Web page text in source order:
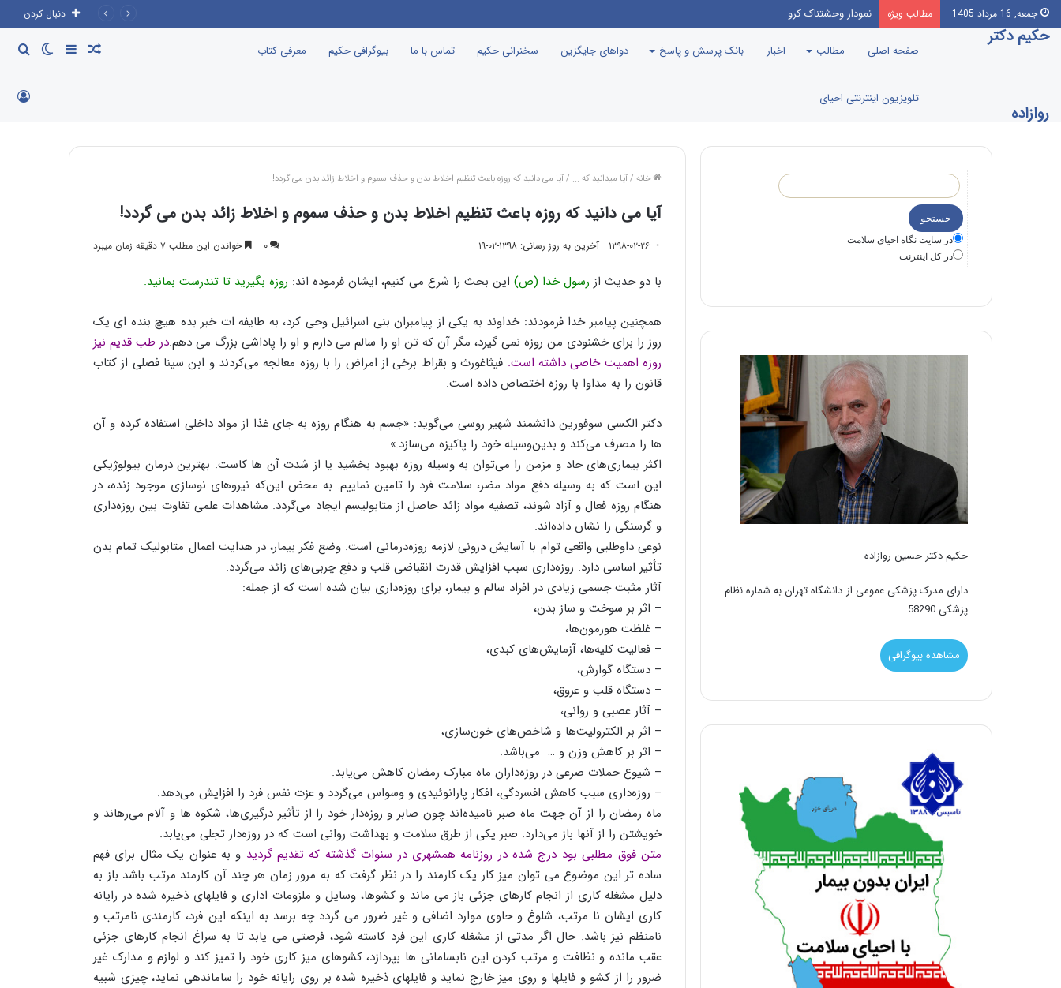
جمعه, 16 مرداد 1405 مطالب ویژه نمودار وحشتناک کرونا قبل و پس از واکسیناسیون در ایسلند دنبال کردن
حکیم دکتر
روازاده
صفحه اصلی مطالب اخبار بانک پرسش و پاسخ دواهای جایگزین سخنرانی حکیم تماس با ما بیوگرافی حکیم معرفی کتاب
تلویزیون اینترنتی احیای
تغییر
پوسته
سایدبار نوشته
خانه /آیا میدانید که ... /آیا می دانید که روزه باعث تنظیم اخلاط بدن و حذف سموم و اخلاط زائد بدن می گردد!
آیا می دانید که روزه باعث تنظیم اخلاط بدن و حذف سموم و اخلاط زائد بدن می گردد!
۱۳۹۸-۰۲-۲۶ آخرین به روز رسانی: ۱۳۹۸-۰۲-۱۹ ۰ خواندن این مطلب ۷ دقیقه زمان میبرد
با دو حدیث از رسول خدا (ص) این بحث را شرع می کنیم، ایشان فرموده اند: روزه بگیرید تا تندرست بمانید.
همچنین پیامبر خدا فرمودند: خداوند به یکی از پیامبران بنی اسرائیل وحی کرد، به طایفه ات خبر بده هیچ بنده ای یک
روز را برای خشنودی من روزه نمی گیرد، مگر آن که تن او را سالم می دارم و او را پاداشی بزرگ می دهم.در طب قدیم نیز
روزه اهمیت خاصی داشته است. فیثاغورث و بقراط برخی از امراض را با روزه معالجه می‌کردند و ابن سینا فصلی از کتاب
قانون را به مداوا با روزه اختصاص داده است.
دکتر الکسی سوفورین دانشمند شهیر روسی می‌گوید: «جسم به هنگام روزه به جای غذا از مواد داخلی استفاده کرده و آن
ها را مصرف می‌کند و بدین‌وسیله خود را پاکیزه می‌سازد.»
اکثر بیماری‌های حاد و مزمن را می‌توان به وسیله روزه بهبود بخشید یا از شدت آن ها کاست. بهترین درمان بیولوژیکی
این است که به وسیله دفع مواد مضر، سلامت فرد را تامین نماییم. به محض این‌که نیروهای نوسازی موجود زنده، در
هنگام روزه فعال و آزاد شوند، تصفیه مواد زائد حاصل از متابولیسم ایجاد می‌گردد. مشاهدات علمی تفاوت بین روزه‌داری
و گرسنگی را نشان داده‌اند.
نوعی داوطلبی واقعی توام با آسایش درونی لازمه روزه‌درمانی است. وضع فکر بیمار، در هدایت اعمال متابولیک تمام بدن
تأثیر اساسی دارد. روزه‌داری سبب افزایش قدرت انقباضی قلب و دفع چربی‌های زائد می‌گردد.
آثار مثبت جسمی زیادی در افراد سالم و بیمار، برای روزه‌داری بیان شده است که از جمله:
– اثر بر سوخت و ساز بدن،
– غلظت هورمون‌ها،
– فعالیت کلیه‌ها، آزمایش‌های کبدی،
– دستگاه گوارش،
– دستگاه قلب و عروق،
– آثار عصبی و روانی،
– اثر بر الکترولیت‌ها و شاخص‌های خون‌سازی،
– اثر بر کاهش وزن و … می‌باشد.
– شیوع حملات صرعی در روزه‌داران ماه مبارک رمضان کاهش می‌یابد.
– روزه‌داری سبب کاهش افسردگی، افکار پارانوئیدی و وسواس می‌گردد و عزت نفس فرد را افزایش می‌دهد.
ماه رمضان را از آن جهت ماه صبر نامیده‌اند چون صابر و روزه‌دار خود را از تأثیر درگیری‌ها، شکوه ‌ها و آلام می‌رهاند و
خویشتن را از آنها باز می‌دارد. صبر یکی از طرق سلامت و بهداشت روانی است که در روزه‌دار تجلی می‌یابد.
متن فوق مطلبی بود درج شده در روزنامه همشهری در سنوات گذشته که تقدیم گردید و به عنوان یک مثال برای فهم
ساده تر این موضوع می توان میز کار یک کارمند را در نظر گرفت که به مرور زمان هر چند آن کارمند مرتب باشد باز به
دلیل مشغله کاری از انجام کارهای جزئی باز می ماند و کشوها، وسایل و ملزومات اداری و فایلهای ذخیره شده در رایانه
کاری ایشان نا مرتب، شلوغ و حاوی موارد اضافی و غیر ضرور می گردد چه برسد به اینکه این فرد، کارمندی نامرتب و
نامنظم نیز باشد. حال اگر مدتی از مشغله کاری این فرد کاسته شود، فرصتی می یابد تا به سراغ انجام کارهای جزئی
عقب مانده و نظافت و مرتب کردن این نابسامانی ها بپردازد، کشوهای میز کاری خود را تمیز کند و لوازم و مدارک غیر
ضرور را از کشو و فایلها و روی میز خارج نماید و فایلهای ذخیره شده بر روی رایانه خود را ساماندهی نماید، چیزی شبیه
در سايت نگاه احياي سلامت
در كل اينترنت
حکیم دکتر حسین روازاده
دارای مدرک پزشکی عمومی از دانشگاه تهران به شماره نظام
پزشکی 58290
مشاهده بیوگرافی